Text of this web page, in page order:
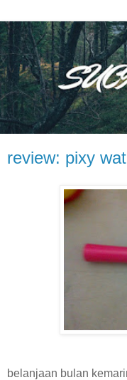
review: pixy
belanjaan bulan